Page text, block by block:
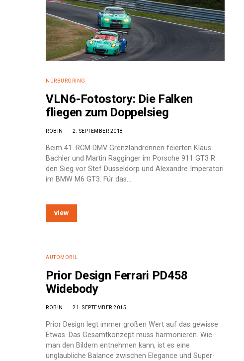
NÜRBURGRING
VLN6-Fotostory: Die Falken
fliegen zum Doppelsieg
ROBIN 2. SEPTEMBER 2018
Beim 41. RCM DMV Grenzlandrennen feierten Klaus
Bachler und Martin Ragginger im Porsche 911 GT3 R
den Sieg vor Stef Dusseldorp und Alexandre Imperatori
im BMW M6 GT3. Für das…
view
AUTOMOBIL
Prior Design Ferrari PD458
Widebody
ROBIN 21. SEPTEMBER 2015
Prior Design legt immer großen Wert auf das gewisse
Etwas. Das Gesamtkonzept muss harmonieren. Wie
man den Bildern entnehmen kann, ist es eine
unglaubliche Balance zwischen Elegance und Super-